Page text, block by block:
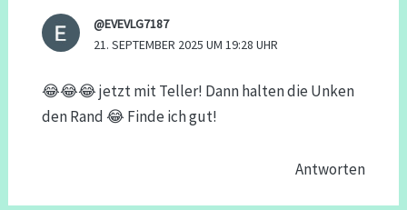
@EVEVLG7187
21. SEPTEMBER 2025 UM 19:28 UHR
😂😂😂 jetzt mit Teller! Dann halten die Unken
den Rand 😂 Finde ich gut!
Antworten